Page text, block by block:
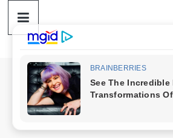
content
ดวง
ราศี
เงิน